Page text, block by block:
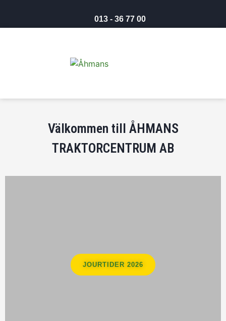
013 - 36 77 00
Välkommen till ÅHMANS
TRAKTORCENTRUM AB
JOURTIDER 2026